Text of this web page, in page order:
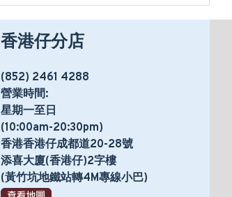
香港仔分店
(852) 2461 4288
營業時間:
星期一至日
(10:00am-20:30pm)
香港香港仔成都道20-28號
添喜大廈(香港仔)2字樓
(黃竹坑地鐵站轉4M專線小巴)